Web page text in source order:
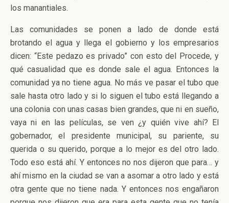
los manantiales.
Las comunidades se ponen a lado de donde está
brotando el agua y llega el gobierno y los empresarios
dicen: “Este pedazo es privado” con esto del Procede, y
qué casualidad que es donde sale el agua. Entonces la
comunidad ya no tiene agua. No más ve pasar el tubo que
sale hasta otro lado y si lo siguen el tubo está llegando a
una colonia con unas casas bien grandes, que ni en sueño,
vaya ni en las películas, se ven ¿y quién vive ahí? El
gobernador, el presidente municipal, su pariente, su
querida o su querido, porque a lo mejor es del otro lado.
Todo eso está ahí. Y entonces no nos dijeron que para… y
ahí mismo en la ciudad se van a asomar a otro lado y está
otra gente que no tiene nada. Y entonces nos engañaron